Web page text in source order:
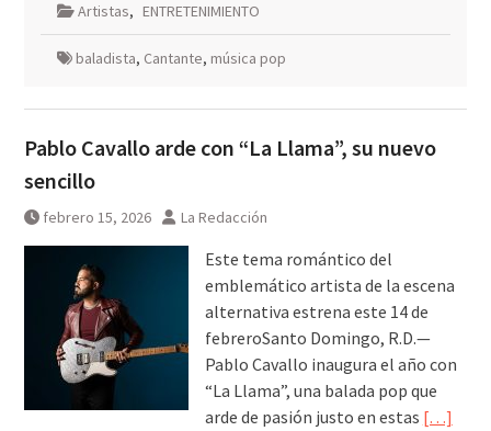
Artistas, ENTRETENIMIENTO
baladista, Cantante, música pop
Pablo Cavallo arde con “La Llama”, su nuevo
sencillo
febrero 15, 2026 La Redacción
Este tema romántico del
emblemático artista de la escena
alternativa estrena este 14 de
febreroSanto Domingo, R.D.—
Pablo Cavallo inaugura el año con
“La Llama”, una balada pop que
arde de pasión justo en estas […]